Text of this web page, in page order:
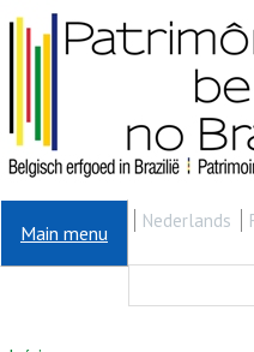
Pular para o conteúdo principal
Main menu
Nederlands